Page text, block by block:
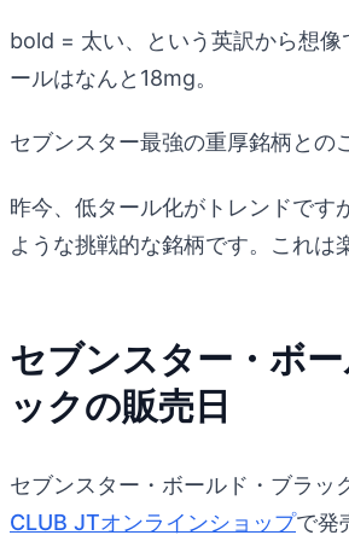
bold = 太い、という英訳から想像
ールはなんと18mg。
セブンスター最強の重厚銘柄との
昨今、低タール化がトレンドです
ような挑戦的な銘柄です。これは
セブンスター・ボ
ックの販売日
セブンスター・ボールド・ブラッ
CLUB JTオンラインショップで発